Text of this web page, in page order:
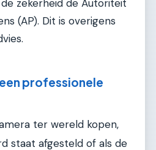
zekerheid de Autoriteit
(AP). Dit is overigens
professionele
ter wereld kopen,
staat afgesteld of als de